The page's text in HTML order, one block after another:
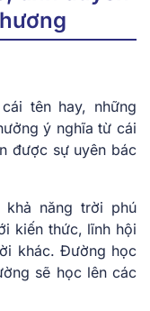
tên hay, những
ý nghĩa từ cái
được sự uyên bác
khả năng trời phú
kiến thức, lĩnh hội
khác. Đường học
sẽ học lên các